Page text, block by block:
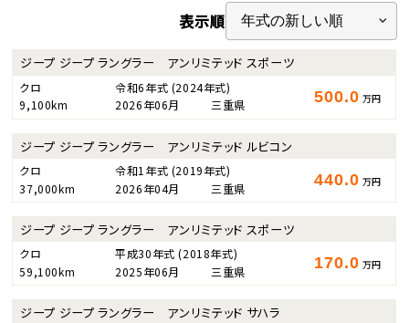
表示順
ジープ ジープ ラングラー アンリミテッド スポーツ
クロ 令和6年式 (2024年式)
9,100km
2026年06月 三重県 500.0 万円
ジープ ジープ ラングラー アンリミテッド ルビコン
クロ 令和1年式 (2019年式)
37,000km
2026年04月 三重県 440.0 万円
ジープ ジープ ラングラー アンリミテッド スポーツ
クロ 平成30年式(2018年式)
59,100km
2025年06月 三重県 170.0 万円
ジープ ジープ ラングラー アンリミテッド サハラ